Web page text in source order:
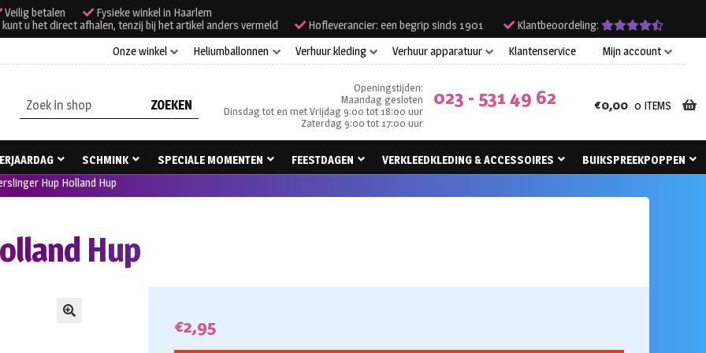
Veilig betalen
Fysieke winkel in Haarlem
u het direct afhalen, tenzij bij het artikel anders vermeld
Hofleverancier: een begrip sinds 1901
Klantbeoordeling:
Onze winkel
Heliumballonnen Verhuur kleding Verhuur apparatuur Klantenservice Mijn account
Zoeken
naar:
Openingstijden:
Maandag gesloten
Dinsdag tot en met Vrijdag 9:00 tot 18:00 uur
Zaterdag 9:00 tot 17:00 uur
023 - 531 49 62 €0,00 0 ITEMS
SCHMINK SPECIALE MOMENTEN FEESTDAGEN VERKLEEDKLEDING & ACCESSOIRES
BUIKSPREEKPOPPEN
Hup Holland Hup
Hup
€2,95